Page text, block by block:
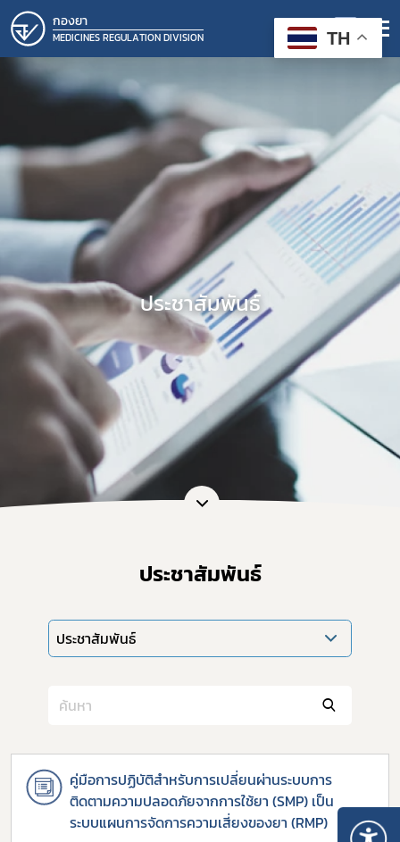
กองยา
MEDICINES REGULATION DIVISION
ประชาสัมพันธ์
ประชาสัมพันธ์
ประชาสัมพันธ์
คู่มือการปฏิบัติสำหรับการเปลี่ยนผ่านระบบการ
ติดตามความปลอดภัยจากการใช้ยา (SMP) เป็น
ระบบแผนการจัดการความเสี่ยงของยา (RMP)
TH